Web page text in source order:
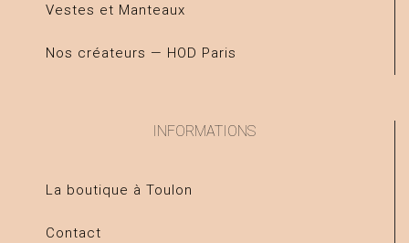
Vestes et Manteaux
Nos créateurs — HOD Paris
INFORMATIONS
La boutique à Toulon
Contact